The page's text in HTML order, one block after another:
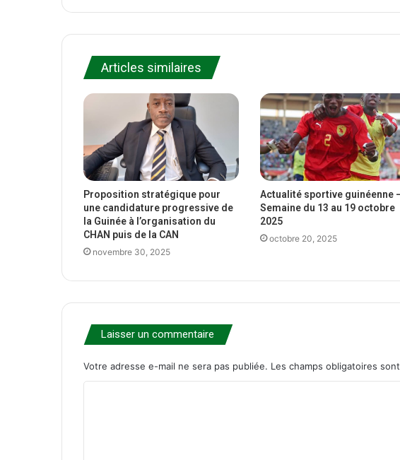
Articles similaires
Proposition stratégique pour
une candidature progressive de
la Guinée à l’organisation du
CHAN puis de la CAN
novembre 30, 2025
Actualité sportive guinéenne
Semaine du 13 au 19 octobre
2025
octobre 20, 2025
Laisser un commentaire
Votre adresse e-mail ne sera pas publiée. Les champs obligatoires